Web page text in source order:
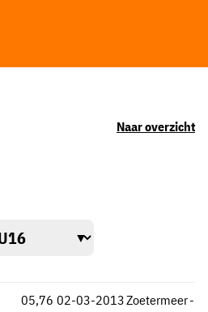
Naar overzicht
Zoetermeer
05,76 -
02-03-2013